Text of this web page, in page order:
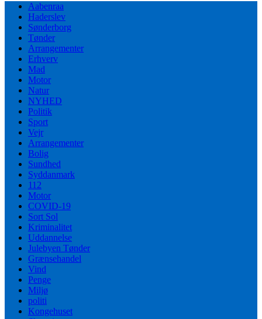
Aabenraa
Haderslev
Sønderborg
Tønder
Arrangementer
Erhverv
Mad
Motor
Natur
NYHED
Politik
Sport
Vejr
Arrangementer
Bolig
Sundhed
Syddanmark
112
Motor
COVID-19
Sort Sol
Kriminalitet
Uddannelse
Julebyen Tønder
Grænsehandel
Vind
Penge
Miljø
politi
Kongehuset